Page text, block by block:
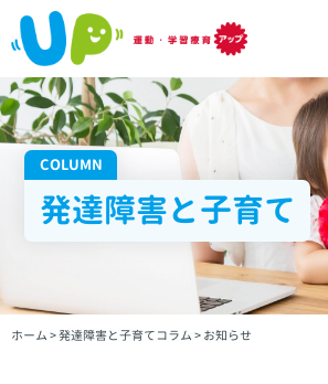
COLUMN
発達障害と子育て
ホーム >発達障害と子育てコラム > お知らせ